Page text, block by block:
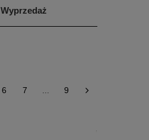
Wyprzedaż
6 7 9